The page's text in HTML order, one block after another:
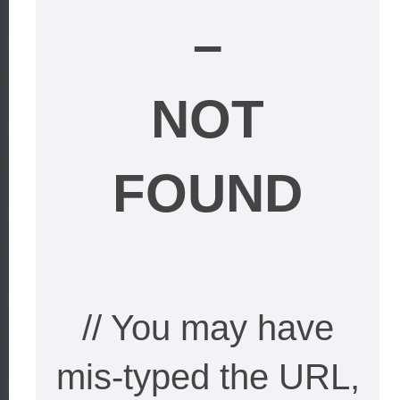
–
NOT
FOUND
// You may have
mis-typed the URL,